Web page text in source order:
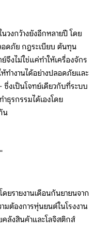
วงกว้างยังอีกหลายปี โดย
อดภัย กฎระเบียบ ต้นทุน
ย์จึงไม่ใช่แค่ทำให้เครื่องจักร
ทำงานได้อย่างปลอดภัยและ
ซึ่งเป็นโจทย์เดียวกับที่ระบบ
ธุรกรรมได้เองโดย
น
ยรายงานเดือนกันยายนจาก
มต้องการหุ่นยนต์ในโรงงาน
คลังสินค้าและโลจิสติกส์